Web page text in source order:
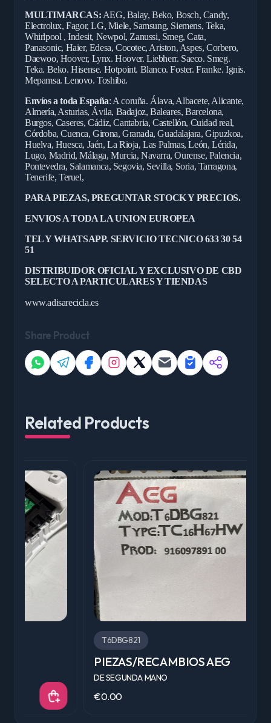
MULTIMARCAS: AEG, Balay, Beko, Bosch, Candy,
Electrolux, Fagor, LG, Miele, Samsung, Siemens, Teka,
Whirlpool , Indesit, Newpol, Zanussi, Smeg, Cata,
Panasonic, Haier, Edesa, Cocotec, Ariston, Aspes, Corbero,
Daewoo, Hoover, Lynx. Hoover. Liebherr. Saeco. Smeg.
Teka. Beko. Hisense. Hotpoint. Blanco. Foster. Franke. Ignis.
Mepamsa. Lenovo. Toshiba.
Envíos a toda España: A coruña. Álava, Albacete, Alicante,
Almería, Asturias, Ávila, Badajoz, Baleares, Barcelona,
Burgos, Caseres, Cádiz, Cantabria, Castellón, Cuidad real,
Córdoba, Cuenca, Girona, Granada, Guadalajara, Gipuzkoa,
Huelva, Huesca, Jaén, La Rioja, Las Palmas, León, Lérida,
Lugo, Madrid, Málaga, Murcia, Navarra, Ourense, Palencia,
Pontevedra, Salamanca, Segovia, Sevilla, Soria, Tarragona,
Tenerife, Teruel,
PARA PIEZAS, PREGUNTAR STOCK Y PRECIOS.
ENVIOS A TODA LA UNION EUROPEA
TEL Y WHATSAPP. SERVICIO TECNICO 633 30 54
51
DISTRIBUIDOR OFICIAL Y EXCLUSIVO DE CBD
SELECTO A PARTICULARES Y TIENDAS
www.adisarecicla.es
Share Product
Related Products
PIEZAS/RECAMBIOS AEG
DE SEGUNDA MANO
€0.00